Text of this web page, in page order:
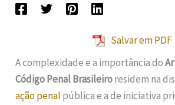
Salvar em PDF
A complexidade e a importância do
Código Penal Brasileiroresidem na
ação penal pública e a de iniciativa